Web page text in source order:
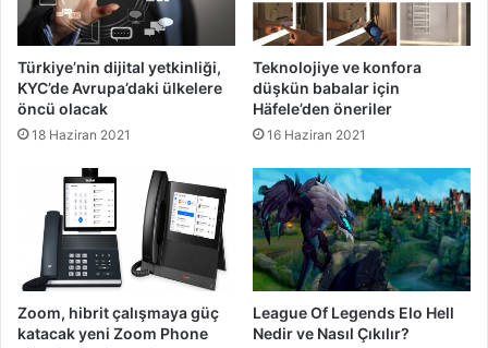
Türkiye’nin dijital yetkinliği,
KYC’de Avrupa’daki ülkelere
öncü olacak
18 Haziran 2021
Teknolojiye ve konfora
düşkün babalar için
Häfele’den öneriler
16 Haziran 2021
Zoom, hibrit çalışmaya güç
katacak yeni Zoom Phone
League Of Legends Elo Hell
Nedir ve Nasıl Çıkılır?